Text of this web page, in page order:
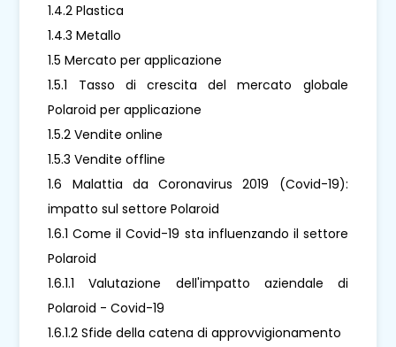
1.4.2 Plastica
1.4.3 Metallo
1.5 Mercato per applicazione
1.5.1 Tasso di crescita del mercato globale
Polaroid per applicazione
1.5.2 Vendite online
1.5.3 Vendite offline
1.6 Malattia da Coronavirus 2019 (Covid-19):
impatto sul settore Polaroid
1.6.1 Come il Covid-19 sta influenzando il settore
Polaroid
1.6.1.1 Valutazione dell'impatto aziendale di
Polaroid - Covid-19
1.6.1.2 Sfide della catena di approvvigionamento